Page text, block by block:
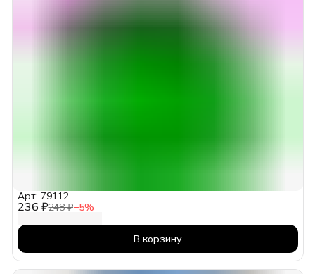
236 ₽248 ₽−5%
Арт: 79112
В корзину